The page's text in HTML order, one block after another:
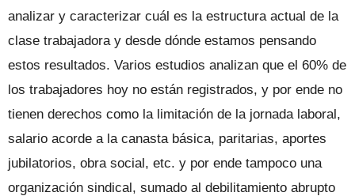
analizar y caracterizar cuál es la estructura actual de la
clase trabajadora y desde dónde estamos pensando
estos resultados. Varios estudios analizan que el 60% de
los trabajadores hoy no están registrados, y por ende no
tienen derechos como la limitación de la jornada laboral,
salario acorde a la canasta básica, paritarias, aportes
jubilatorios, obra social, etc. y por ende tampoco una
organización sindical, sumado al debilitamiento abrupto